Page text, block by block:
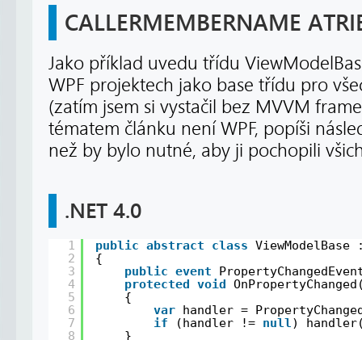
CALLERMEMBERNAME
Jako příklad uvedu třídu
WPF projektech jako base třídu pro
(zatím jsem si vystačil bez MVVM
tématem článku není WPF, popíši
než by bylo nutné, aby ji pochopili
.NET 4.0
1
2
3
4
5
6
7
8
public abstract class
{
public event
protected void
{
var
handler =
if
(handler != null )
}